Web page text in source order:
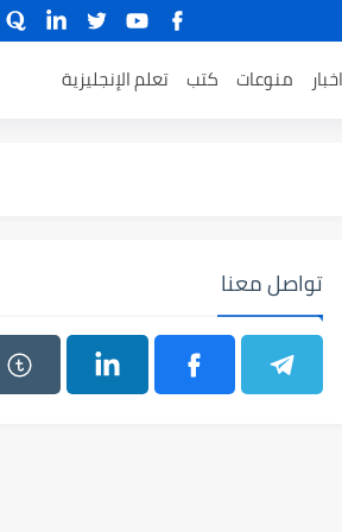
اخبار منوعات كتب تعلم الإنجليزية
تواصل معنا